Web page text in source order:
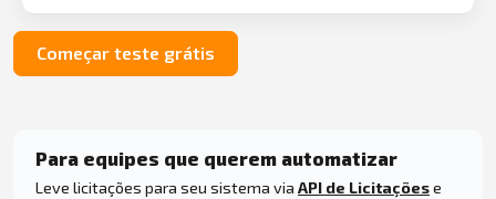
Começar teste grátis
Para equipes que querem automatizar
Leve licitações para seu sistema via API de Licitaçõese